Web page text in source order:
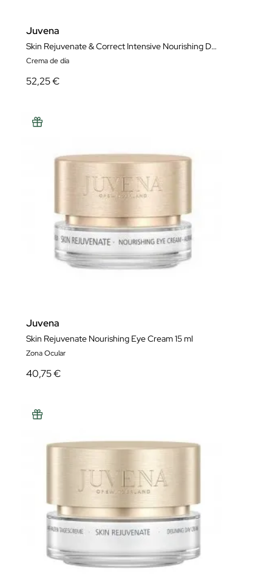
Juvena
Skin Rejuvenate & Correct Intensive Nourishing Day Cream 50 ml
Crema de día
52,25 €
Juvena
Skin Rejuvenate Nourishing Eye Cream 15 ml
Zona Ocular
40,75 €